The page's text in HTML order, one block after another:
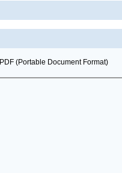
PDF (Portable Document Format)